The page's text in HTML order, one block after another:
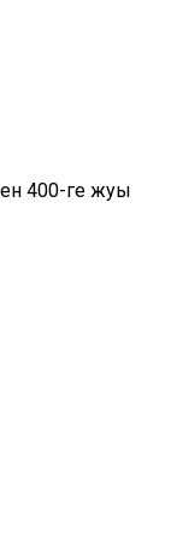
400-ге жуық